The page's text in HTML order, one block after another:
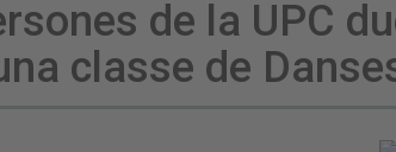
de la UPC
classe de